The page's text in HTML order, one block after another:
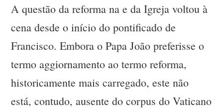
A questão da reforma na e da Igreja voltou à
cena desde o início do pontificado de
Francisco. Embora o Papa João preferisse o
termo aggiornamento ao termo reforma,
historicamente mais carregado, este não
está, contudo, ausente do corpus do Vaticano